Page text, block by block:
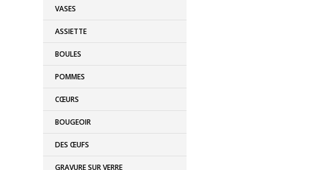
VASES
ASSIETTE
BOULES
POMMES
CŒURS
BOUGEOIR
DES ŒUFS
GRAVURE SUR VERRE